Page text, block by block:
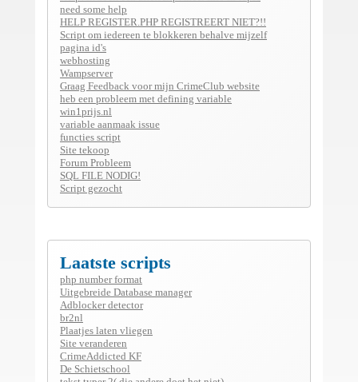
need some help
HELP REGISTER.PHP REGISTREERT NIET?!!
Script om iedereen te blokkeren behalve mijzelf
pagina id's
webhosting
Wampserver
Graag Feedback voor mijn CrimeClub website
heb een probleem met defining variable
win1prijs.nl
variable aanmaak issue
functies script
Site tekoop
Forum Probleem
SQL FILE NODIG!
Script gezocht
Laatste scripts
php number format
Uitgebreide Database manager
Adblocker detector
br2nl
Plaatjes laten vliegen
Site veranderen
CrimeAddicted KF
De Schietschool